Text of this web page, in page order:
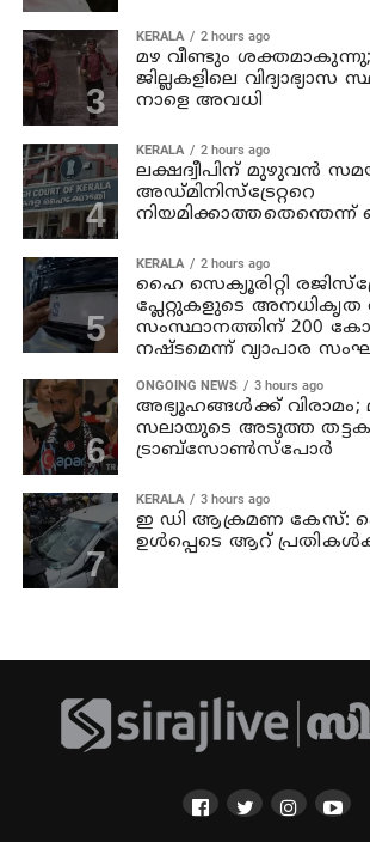
KERALA 2 hours ago
മഴ വീണ്ടും
ജില്ലകളിലെ
നാളെ അവധി
KERALA 2 hours ago
ലക്ഷദ്വീപിന് മുഴുവന്‍
അഡ്മിനിസ്‌ട്രേറ്ററെ
KERALA 2 hours ago
ഹൈ സെക്യൂരിറ്റി
പ്ലേറ്റുകളുടെ അനധികൃത
സംസ്ഥാനത്തിന് 200
നഷ്ടമെന്ന് വ്യാപാര
ONGOING NEWS 3 hours ago
അഭ്യൂഹങ്ങള്‍ക്ക് വിരാമം;
സലായുടെ അടുത്ത
ട്രാബ്സോണ്‍സ്പോര്‍
KERALA 3 hours ago
ഇ ഡി ആക്രമണ കേസ്:
ഉള്‍പ്പെടെ ആറ്‌